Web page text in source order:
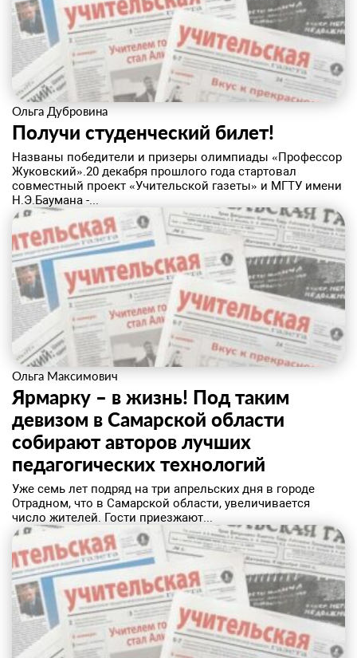
Ольга Дубровина
Получи студенческий билет!
Названы победители и призеры олимпиады «Профессор
Жуковский».20 декабря прошлого года стартовал
совместный проект «Учительской газеты» и МГТУ имени
Н.Э.Баумана -...
Ольга Максимович
Ярмарку – в жизнь! Под таким
девизом в Самарской области
собирают авторов лучших
педагогических технологий
Уже семь лет подряд на три апрельских дня в городе
Отрадном, что в Самарской области, увеличивается
число жителей. Гости приезжают...